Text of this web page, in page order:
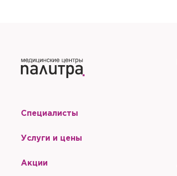
Специалисты
Услуги и цены
Акции